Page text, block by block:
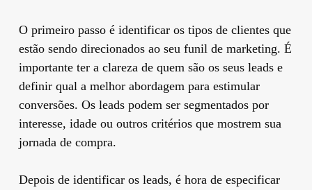
O primeiro passo é identificar os tipos de clientes que
estão sendo direcionados ao seu funil de marketing. É
importante ter a clareza de quem são os seus leads e
definir qual a melhor abordagem para estimular
conversões. Os leads podem ser segmentados por
interesse, idade ou outros critérios que mostrem sua
jornada de compra.
Depois de identificar os leads, é hora de especificar